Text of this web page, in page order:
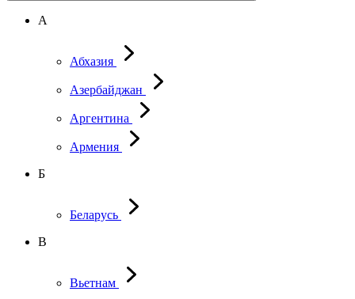
А
Абхазия
Азербайджан
Аргентина
Армения
Б
Беларусь
В
Вьетнам